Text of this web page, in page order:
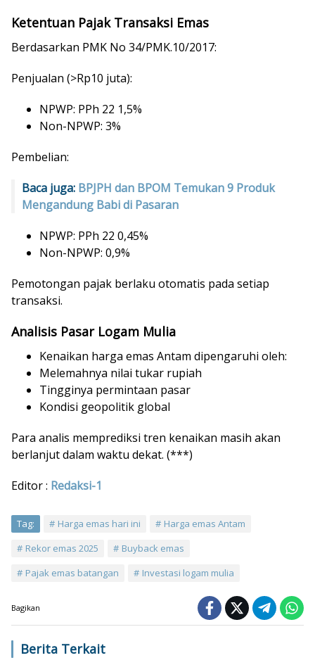
Ketentuan Pajak Transaksi Emas
Berdasarkan PMK No 34/PMK.10/2017:
Penjualan (>Rp10 juta):
NPWP: PPh 22 1,5%
Non-NPWP: 3%
Pembelian:
Baca juga: BPJPH dan BPOM Temukan 9 Produk
Mengandung Babi di Pasaran
NPWP: PPh 22 0,45%
Non-NPWP: 0,9%
Pemotongan pajak berlaku otomatis pada setiap
transaksi.
Analisis Pasar Logam Mulia
Kenaikan harga emas Antam dipengaruhi oleh:
Melemahnya nilai tukar rupiah
Tingginya permintaan pasar
Kondisi geopolitik global
Para analis memprediksi tren kenaikan masih akan
berlanjut dalam waktu dekat. (***)
Editor : Redaksi-1
Tag: Harga emas hari ini
Harga emas Antam
Rekor emas 2025
Buyback emas
Pajak emas batangan
Investasi logam mulia
Bagikan
Berita Terkait